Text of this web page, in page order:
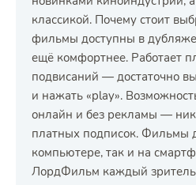
классикой. Почему стоит
фильмы доступны в
ещё комфортнее. Работает
подвисаний — достаточно
и нажать «play».
онлайн и без рекламы —
платных подписок. Фильмы
компьютере, так и на
ЛордФильм каждый зритель